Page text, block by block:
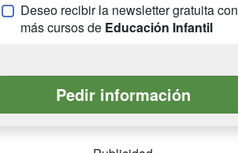
Deseo recibir la newsletter gratuita con
más cursos de Educación Infantil